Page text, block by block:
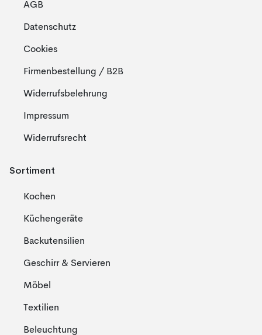
AGB
Datenschutz
Cookies
Firmenbestellung / B2B
Widerrufsbelehrung
Impressum
Widerrufsrecht
Sortiment
Kochen
Küchengeräte
Backutensilien
Geschirr & Servieren
Möbel
Textilien
Beleuchtung